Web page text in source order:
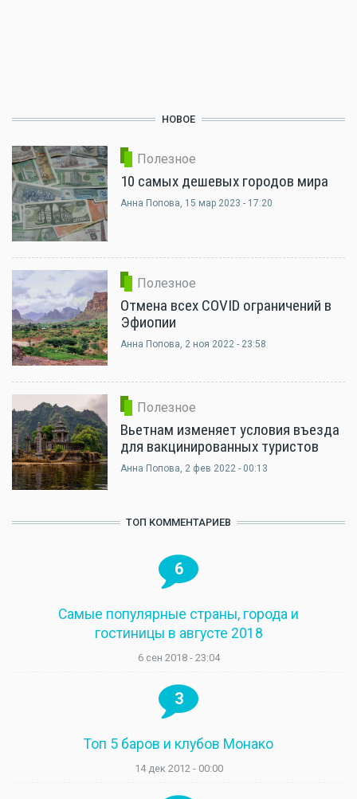
НОВОЕ
Полезное
10 самых дешевых городов мира
Анна Попова, 15 мар 2023 - 17:20
Полезное
Отмена всех COVID ограничений в
Эфиопии
Анна Попова, 2 ноя 2022 - 23:58
Полезное
Вьетнам изменяет условия въезда
для вакцинированных туристов
Анна Попова, 2 фев 2022 - 00:13
ТОП КОММЕНТАРИЕВ
6
Самые популярные страны, города и
гостиницы в августе 2018
6 сен 2018 - 23:04
3
Топ 5 баров и клубов Монако
14 дек 2012 - 00:00